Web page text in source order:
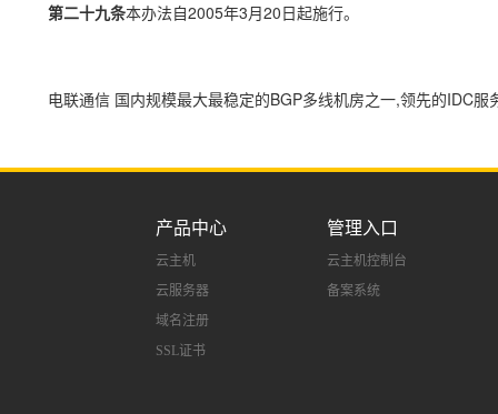
第二十九条本办法自2005年3月20日起施行。
电联通信 国内规模最大最稳定的BGP多线机房之一,领先的IDC服
产品中心
云主机
云服务器
域名注册
SSL证书
管理入口
云主机控制台
备案系统